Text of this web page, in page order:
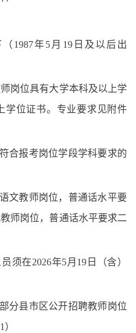
1987年5月19日及以后出
岗位具有大学本科及以上学
学位证书。专业要求见附件
合报考岗位学段学科要求的
文教师岗位，普通话水平要
师岗位，普通话水平要求二
须在2026年5月19日（含）
分县市区公开招聘教师岗位